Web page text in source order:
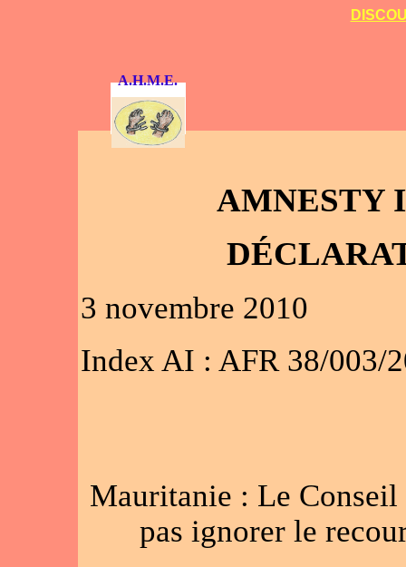
A.H.M.E.
AMNESTY
3 novembre 2010
Index AI : AFR 38/003/
Mauritanie : Le Conseil
pas ignorer le